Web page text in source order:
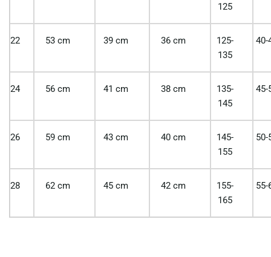
125
22 53 cm 39 cm 36 cm
125-
135
40-
24 56 cm 41 cm 38 cm
135-
145
45-
26 59 cm 43 cm 40 cm
145-
155
50-
28 62 cm 45 cm 42 cm
155-
165
55-